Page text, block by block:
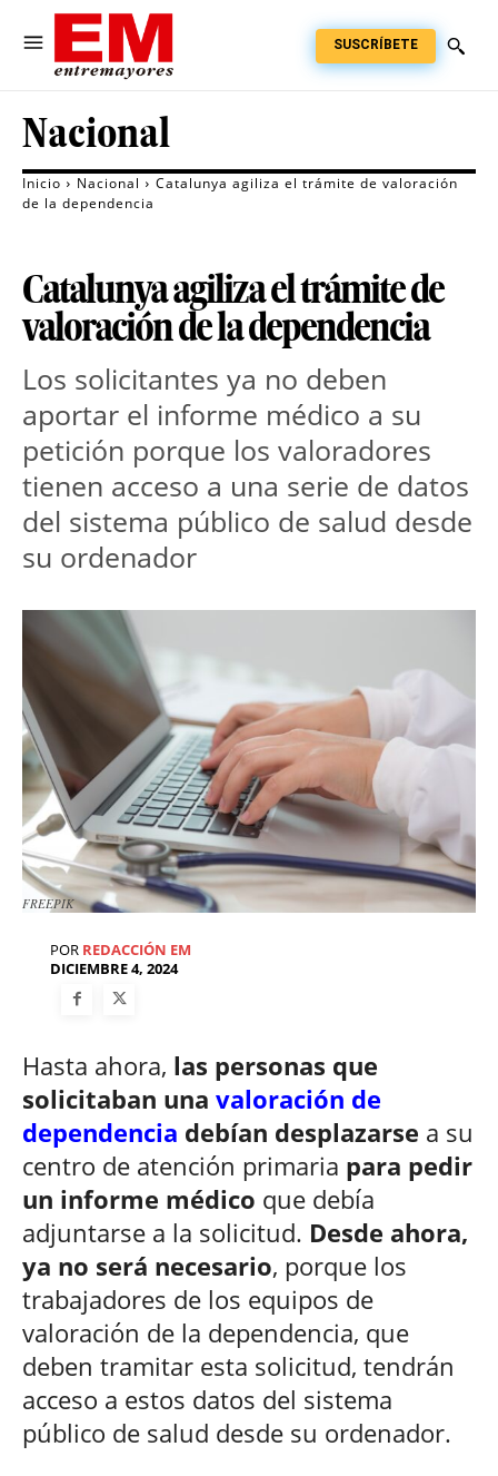
SUSCRÍBETE
Nacional
Inicio Nacional
Catalunya agiliza el trámite de valoración
de la dependencia
Catalunya agiliza el trámite de
valoración de la dependencia
Los solicitantes ya no deben
aportar el informe médico a su
petición porque los valoradores
tienen acceso a una serie de datos
del sistema público de salud desde
su ordenador
FREEPIK
POR REDACCIÓN EM
DICIEMBRE 4, 2024
Hasta ahora, las personas que
solicitaban una valoración de
dependencia debían desplazarse a su
centro de atención primaria para pedir
un informe médico que debía
adjuntarse a la solicitud. Desde ahora,
ya no será necesario, porque los
trabajadores de los equipos de
valoración de la dependencia, que
deben tramitar esta solicitud, tendrán
acceso a estos datos del sistema
público de salud desde su ordenador.